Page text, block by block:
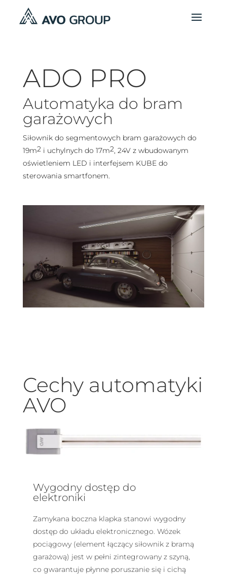
ADO PRO
Automatyka do bram
garażowych
Siłownik do segmentowych bram garażowych do
19m2i uchylnych do 17m2, 24V z wbudowanym
oświetleniem LED i interfejsem KUBE do
sterowania smartfonem.
Cechy automatyki
AVO
Wygodny dostęp do
elektroniki
Zamykana boczna klapka stanowi wygodny
dostęp do układu elektronicznego. Wózek
pociągowy (element łączący siłownik z bramą
garażową) jest w pełni zintegrowany z szyną,
co gwarantuje płynne poruszanie się i cichą